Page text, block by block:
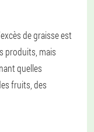
de graisse est
produits, mais
quelles
fruits, des